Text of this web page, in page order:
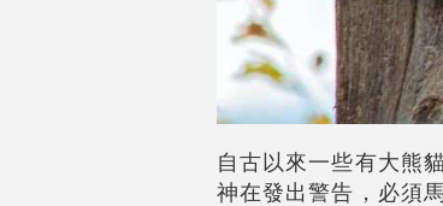
自古以來一些有大熊
神在發出警告，必須